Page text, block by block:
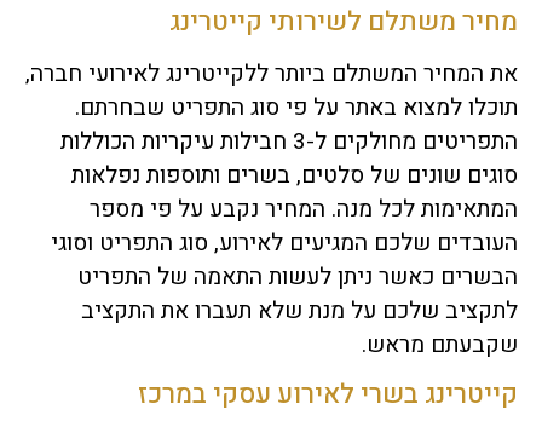
מחיר משתלם לשירותי קייטרינג
את המחיר המשתלם ביותר ללקייטרינג לאירועי חברה,
תוכלו למצוא באתר על פי סוג התפריט שבחרתם.
התפריטים מחולקים ל-3 חבילות עיקריות הכוללות
סוגים שונים של סלטים, בשרים ותוספות נפלאות
המתאימות לכל מנה. המחיר נקבע על פי מספר
העובדים שלכם המגיעים לאירוע, סוג התפריט וסוגי
הבשרים כאשר ניתן לעשות התאמה של התפריט
לתקציב שלכם על מנת שלא תעברו את התקציב
שקבעתם מראש.
קייטרינג בשרי לאירוע עסקי במרכז